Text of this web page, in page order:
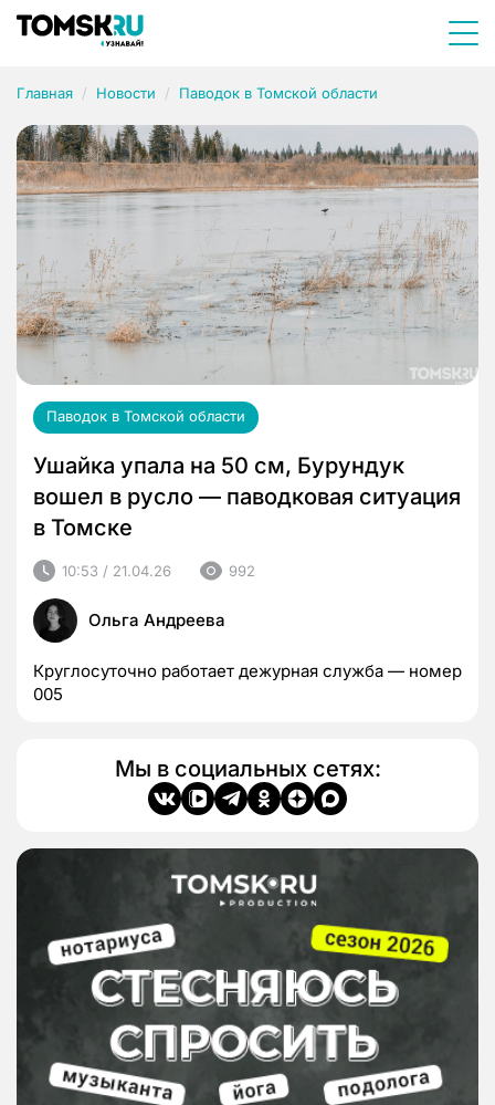
Главная Новости Паводок в Томской области
Паводок в Томской области
Ушайка упала на 50 см, Бурундук
вошел в русло — паводковая ситуация
в Томске
10:53 / 21.04.26 992
Ольга Андреева
Круглосуточно работает дежурная служба — номер
005
Мы в социальных сетях: